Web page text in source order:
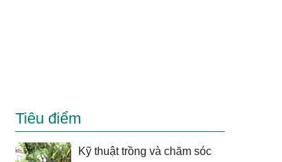
Tiêu điểm
Kỹ thuật trồng và chăm sóc